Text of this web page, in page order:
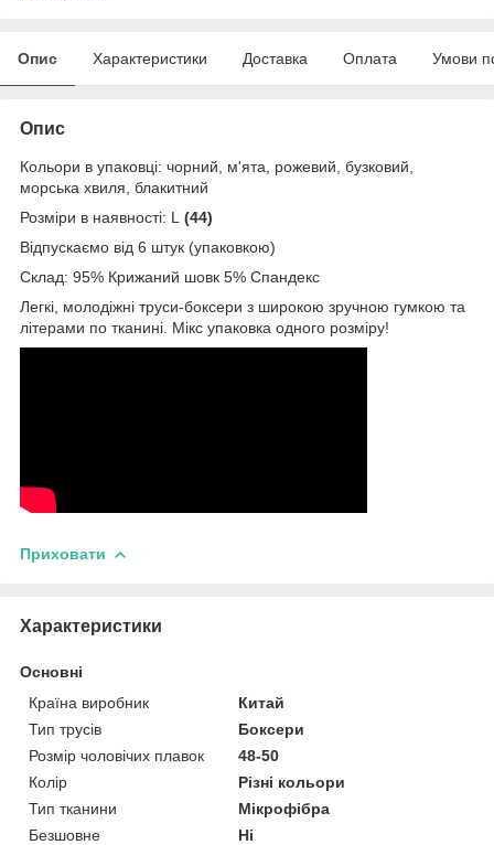
Опис Характеристики Доставка Оплата Умови
Опис
Кольори в упаковці: чорний, м'ята, рожевий, бузковий,
морська хвиля, блакитний
Розміри в наявності: L (44)
Відпускаємо від 6 штук (упаковкою)
Склад: 95% Крижаний шовк 5% Спандекс
Легкі, молодіжні труси-боксери з широкою зручною гумкою та
літерами по тканині. Мікс упаковка одного розміру!
Приховати
Характеристики
Основні
Країна виробник
Китай
Тип трусів
Боксери
Розмір чоловічих плавок
48-50
Колір
Різні кольори
Тип тканини
Мікрофібра
Безшовне
Ні